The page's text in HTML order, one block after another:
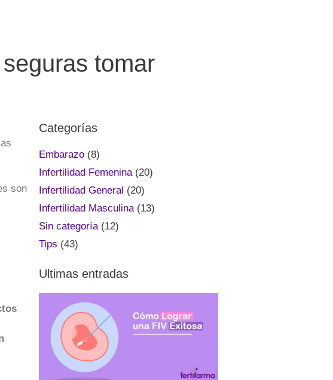
tomar
son
Categorías
Embarazo(8)
Infertilidad Femenina(20)
Infertilidad General (20)
Infertilidad Masculina(13)
Sin categoría(12)
Tips (43)
Ultimas entradas